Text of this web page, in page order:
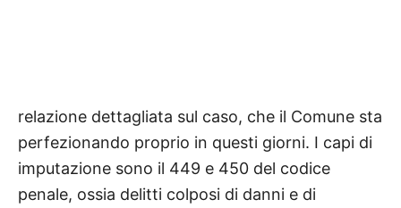
relazione dettagliata sul caso, che il Comune sta
perfezionando proprio in questi giorni. I capi di
imputazione sono il 449 e 450 del codice
penale, ossia delitti colposi di danni e di